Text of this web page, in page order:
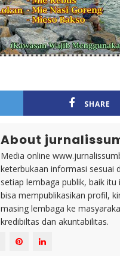
SHARE
About
Media online
keterbukaan informasi sesuai
setiap lembaga publik, baik
bisa mempublikasikan profil,
masing lembaga ke
kredibiltas dan akuntabilitas.